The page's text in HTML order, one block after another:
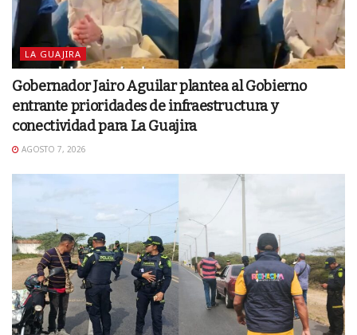
LA GUAJIRA
Gobernador Jairo Aguilar plantea al Gobierno
entrante prioridades de infraestructura y
conectividad para La Guajira
AGOSTO 7, 2026